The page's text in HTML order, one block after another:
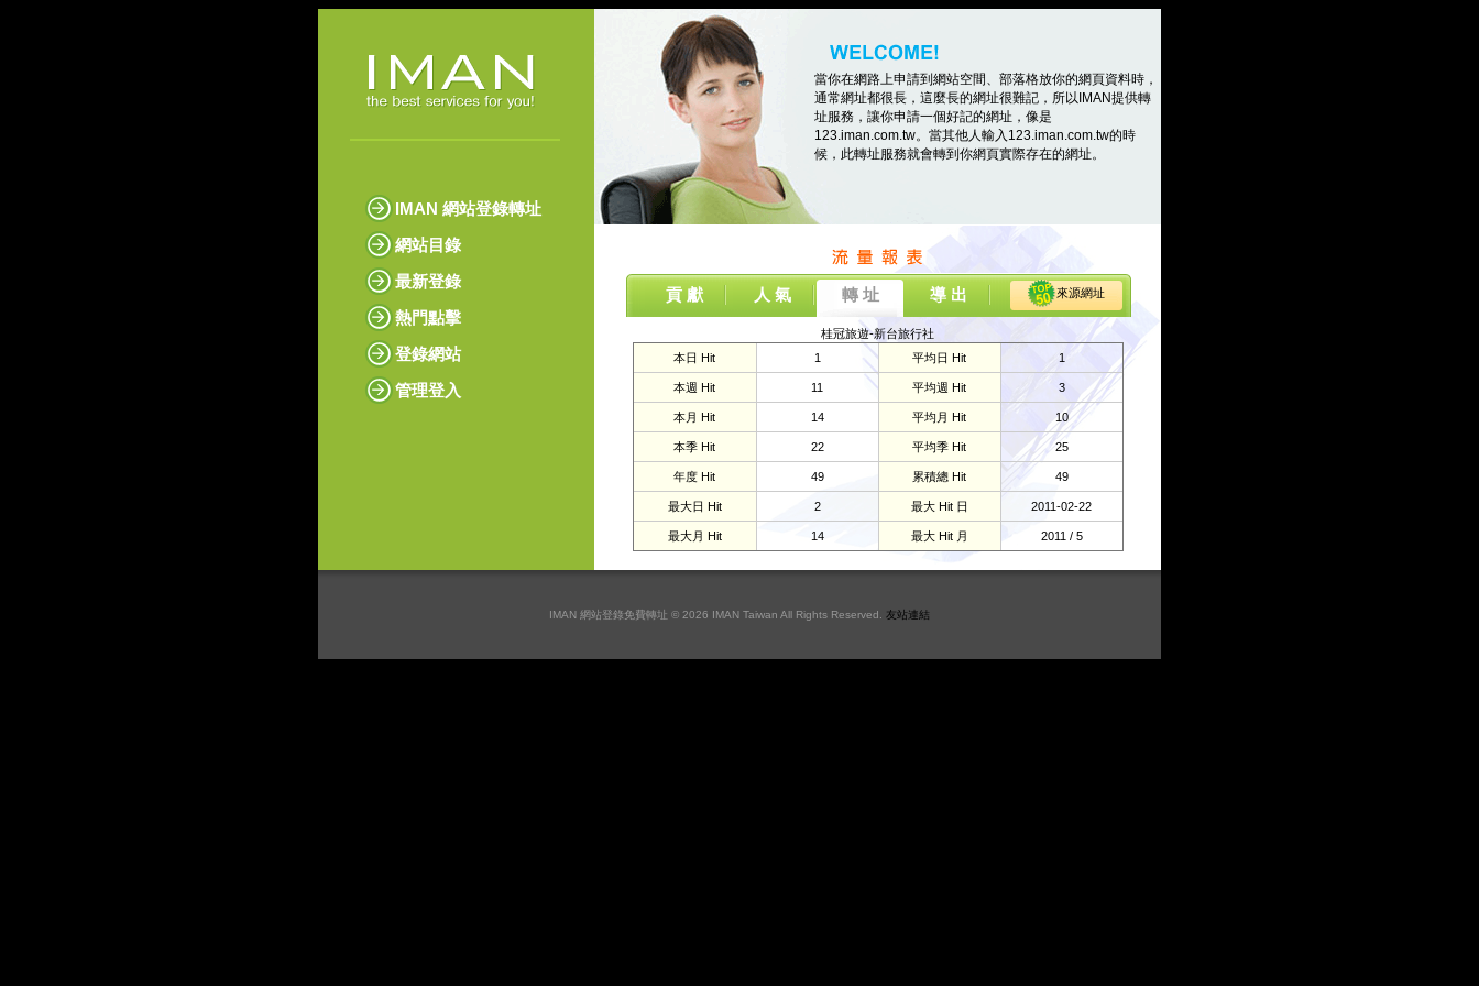
IMAN 網站登錄轉址
網站目錄
最新登錄
熱門點擊
登錄網站
管理登入
當你在網路上申請到網站空間、部落格放你的網頁資料時，
通常網址都很長，這麼長的網址很難記，所以IMAN提供轉
址服務，讓你申請一個好記的網址，像是
123.iman.com.tw。當其他人輸入123.iman.com.tw的時
候，此轉址服務就會轉到你網頁實際存在的網址。
貢 獻 人 氣 轉 址 導 出 來源網址
桂冠旅遊-新台旅行社
本日 Hit
1 平均日 Hit 1
本週 Hit 11 平均週 Hit 3
本月 Hit 14 平均月 Hit 10
本季 Hit 22 平均季 Hit 25
年度 Hit 49 累積總 Hit 49
最大日 Hit 2 最大 Hit 日 2011-02-22
最大月 Hit 14 最大 Hit 月 2011 / 5
IMAN 網站登錄免費轉址 © 2026 IMAN Taiwan All Rights Reserved. 友站連結